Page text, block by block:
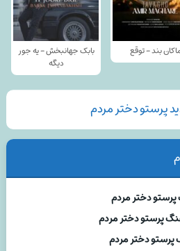
بند - توقع
بابک جهانبخش - یه جور
دیگه
پرستو دختر مردم
دختر مردم
پرستو دختر مردم
پرستو دختر مردم